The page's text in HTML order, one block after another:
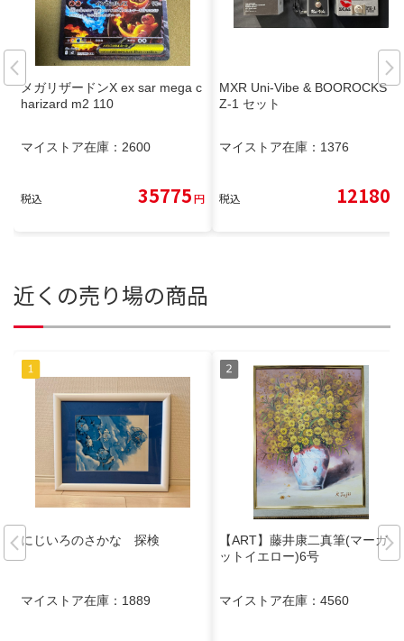
メガリザードンX ex sar mega c
harizard m2 110
マイストア在庫： 2600
税込 35775円
MXR Uni-Vibe & BOOROCKS F
Z-1 セット
マイストア在庫： 1376
税込 12180
近くの売り場の商品
にじいろのさかな 探検
マイストア在庫： 1889
【ART】藤井康二真筆(マーガレ
ットイエロー)6号
マイストア在庫： 4560